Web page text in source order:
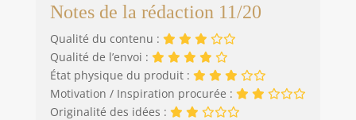
Notes de la rédaction 11/20
Qualité du contenu :
Qualité de l’envoi :
État physique du produit :
Motivation / Inspiration procurée :
Originalité des idées :